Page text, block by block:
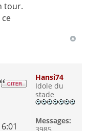
tour.
Hansi74
Idole du
stade
Messages: